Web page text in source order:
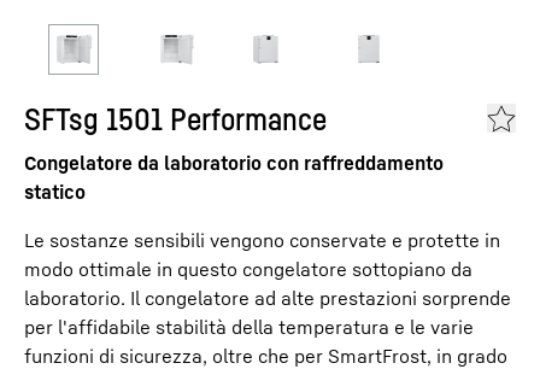
SFTsg 1501 Performance
Congelatore da laboratorio con raffreddamento
statico
Le sostanze sensibili vengono conservate e protette in
modo ottimale in questo congelatore sottopiano da
laboratorio. Il congelatore ad alte prestazioni sorprende
per l'affidabile stabilità della temperatura e le varie
funzioni di sicurezza, oltre che per SmartFrost, in grado